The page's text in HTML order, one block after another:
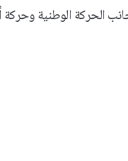
الحركة الوطنية وحركة